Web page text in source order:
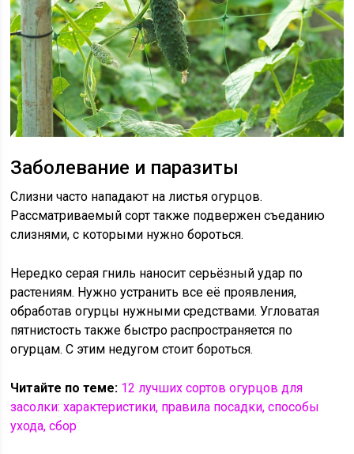
Заболевание и паразиты
Слизни часто нападают на листья огурцов.
Рассматриваемый сорт также подвержен съеданию
слизнями, с которыми нужно бороться.
Нередко серая гниль наносит серьёзный удар по
растениям. Нужно устранить все её проявления,
обработав огурцы нужными средствами. Угловатая
пятнистость также быстро распространяется по
огурцам. С этим недугом стоит бороться.
Читайте по теме: 12 лучших сортов огурцов для
засолки: характеристики, правила посадки, способы
ухода, сбор